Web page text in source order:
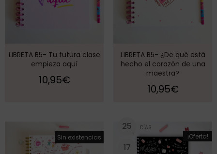
LIBRETA B5- Tu futura clase
empieza aquí
10,95€
LIBRETA B5- ¿De qué está
hecho el corazón de una
maestra?
10,95€
¡Oferta!
Sin existencias ¡Oferta!
25 DÍAS
17 HORAS